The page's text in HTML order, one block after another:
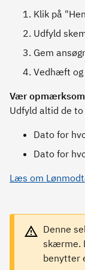
Klik på
Udfyld
Gem
Vedhæft og
Vær
Udfyld altid de
Dato for
Dato for
Læs om
Denne
skærme.
benytter